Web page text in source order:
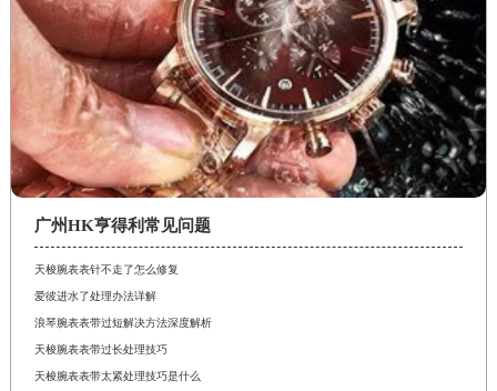
广州HK亨得利常见问题
天梭腕表表针不走了怎么修复
爱彼进水了处理办法详解
浪琴腕表表带过短解决方法深度解析
天梭腕表表带过长处理技巧
天梭腕表表带太紧处理技巧是什么